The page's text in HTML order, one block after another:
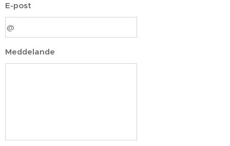
E-post
Meddelande